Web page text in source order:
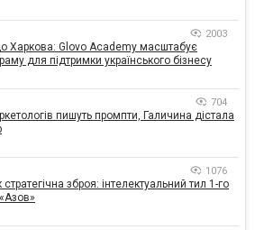
2003
Харкова: Glovo Academy масштабує
для підтримки українського бізнесу
704
пишуть промпти, Галичина дістала
1076
зброя: інтелектуальний тил 1-го